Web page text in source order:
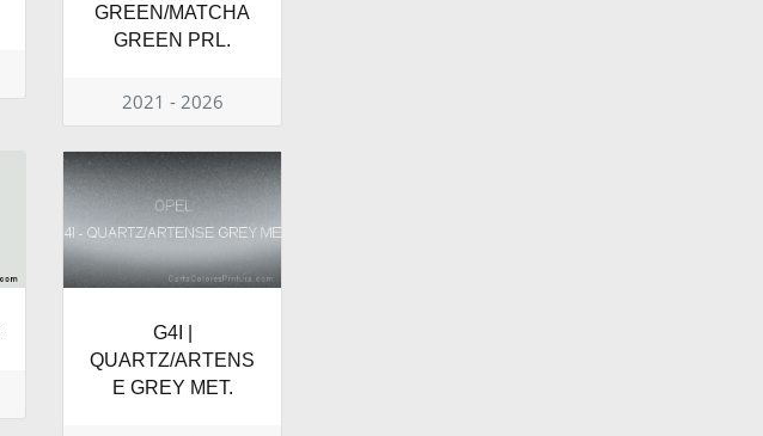
GREEN/MATCHA
GREEN PRL.
2021 - 2026
G4I |
QUARTZ/ARTENS
E GREY MET.